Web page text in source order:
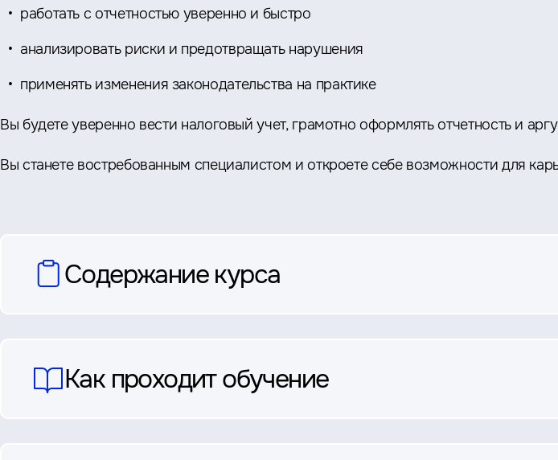
работать с отчетностью уверенно и быстро
анализировать риски и предотвращать нарушения
применять изменения законодательства на практике
Вы будете уверенно вести налоговый учет, грамотно оформлять отчетность и
Вы станете востребованным специалистом и откроете себе возможности для
вопросы
Содержание курса
Как проходит обучение